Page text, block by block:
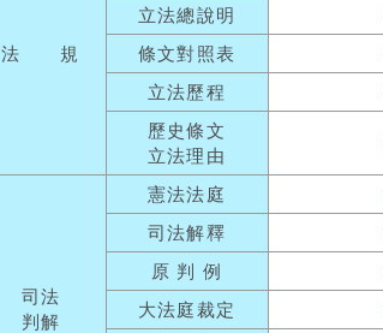
法 規
立法總說明
條文對照表
立法歷程
歷史條文
立法理由
司法
判解
憲法法庭
司法解釋
原 判 例
大法庭裁定